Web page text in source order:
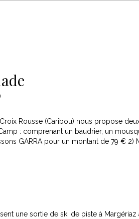
Rousse (Caribou) nous propose
: comprenant un baudrier, un
GARRA pour un montant de 79 € 2)
une sortie de ski de piste à Margériaz